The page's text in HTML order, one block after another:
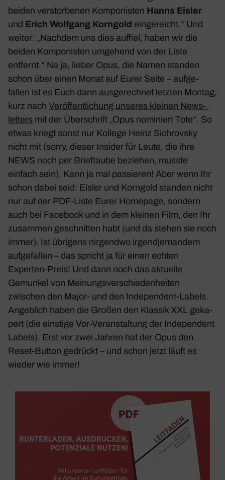
beiden verstor­benen Kompo­nisten Hanns Eisler
und Erich Wolf­gang Korn­gold einge­reicht.“ Und
weiter: „Nachdem uns dies auffiel, haben wir die
beiden Kompo­nisten umge­hend von der Liste
entfernt.“ Na ja, lieber Opus, die Namen standen
schon über einen Monat auf Eurer Seite – aufge­
fallen ist es Euch dann ausge­rechnet letzten Montag,
kurz nach Veröf­fent­li­chung unseres kleinen News­
let­ters mit der Über­schrift „Opus nomi­niert Tote“. So
etwas kriegt sonst nur Kollege Heinz Sichrovsky
nicht mit (sorry, dieser Insider für Leute, die ihre
NEWS noch per Brief­taube beziehen, musste
einfach sein). Kann ja mal passieren! Aber wenn Ihr
schon dabei seid: Eisler und Korn­gold standen nicht
nur auf der PDF-Liste Eurer Home­page, sondern
auch bei Face­book und in dem kleinen Film, den Ihr
zusammen geschnitten habt (und da stehen sie noch
immer). Ist übri­gens nirgendwo irgend­je­mandem
aufge­fallen – das spricht ja für einen echten
Experten-Preis! Und dann noch das aktu­elle
Gemunkel von Meinungs­ver­schie­den­heiten
zwischen den Major- und den Inde­pen­dent-Labels.
Angeb­lich haben die Großen den Klassik XXL geka­
pert (die eins­tige Vor-Veran­stal­tung der Inde­pen­dent
Labels). Erst vor zwei Jahren hat der Opus den
Reset-Button gedrückt – und schon jetzt läuft es
wieder wie immer!